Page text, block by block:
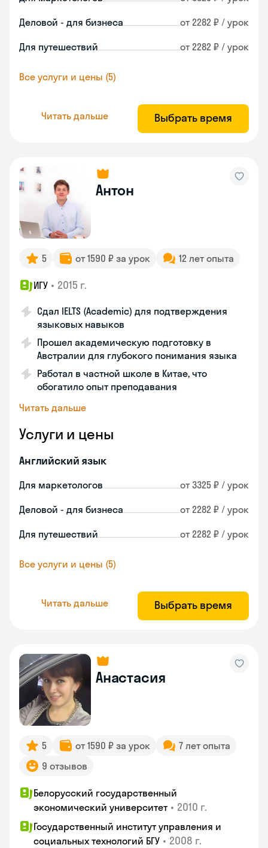
Деловой - для бизнеса от 2282 ₽ / урок
Для путешествий от 2282 ₽ / урок
Все услуги и цены (5)
Читать дальше Выбрать время
Антон
5 от 1590 ₽ за урок 12 лет опыта
ИГУ • 2015 г.
Сдал IELTS (Academic) для подтверждения
языковых навыков
Прошел академическую подготовку в
Австралии для глубокого понимания языка
Работал в частной школе в Китае, что
обогатило опыт преподавания
Читать дальше
Услуги и цены
Английский язык
Для маркетологов от 3325 ₽ / урок
Деловой - для бизнеса от 2282 ₽ / урок
Для путешествий от 2282 ₽ / урок
Все услуги и цены (5)
Читать дальше Выбрать время
Анастасия
5 от 1590 ₽ за урок
7 лет опыта
9 отзывов
Белорусский государственный
экономический университет • 2010 г.
Государственный институт управления и
социальных технологий БГУ • 2008 г.